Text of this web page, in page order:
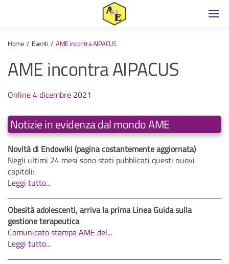
Home Eventi AME incontra AIPACUS
AME incontra AIPACUS
Online 4 dicembre 2021
Notizie in evidenza dal mondo AME
Novità di Endowiki (pagina costantemente aggiornata)
Negli ultimi 24 mesi sono stati pubblicati questi nuovi
capitoli:
Leggi tutto...
Obesità adolescenti, arriva la prima Linea Guida sulla
gestione terapeutica
Comunicato stampa AME del...
Leggi tutto...